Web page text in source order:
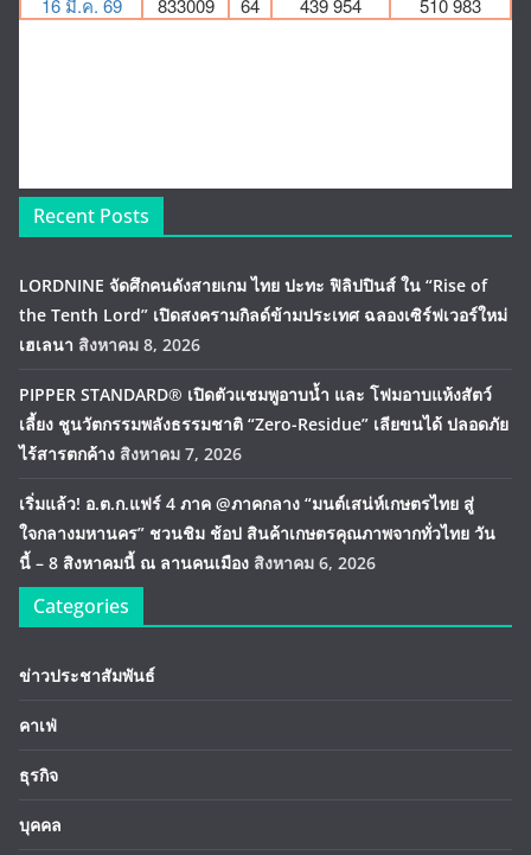
Recent Posts
LORDNINE จัดศึกคนดังสายเกม ไทย ปะทะ ฟิลิปปินส์ ใน “Rise of
the Tenth Lord” เปิดสงครามกิลด์ข้ามประเทศ ฉลองเซิร์ฟเวอร์ใหม่
เฮเลนา สิงหาคม 8, 2026
PIPPER STANDARD® เปิดตัวแชมพูอาบน้ำ และ โฟมอาบแห้งสัตว์
เลี้ยง ชูนวัตกรรมพลังธรรมชาติ “Zero-Residue” เลียขนได้ ปลอดภัย
ไร้สารตกค้าง สิงหาคม 7, 2026
เริ่มแล้ว! อ.ต.ก.แฟร์ 4 ภาค @ภาคกลาง “มนต์เสน่ห์เกษตรไทย สู่
ใจกลางมหานคร” ชวนชิม ช้อป สินค้าเกษตรคุณภาพจากทั่วไทย วัน
นี้ – 8 สิงหาคมนี้ ณ ลานคนเมือง สิงหาคม 6, 2026
Categories
ข่าวประชาสัมพันธ์
คาเฟ่
ธุรกิจ
บุคคล